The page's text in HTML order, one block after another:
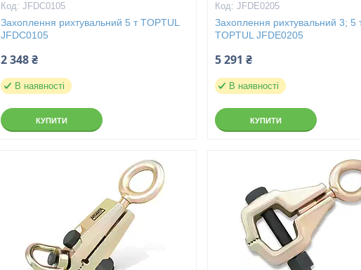
JFDC0105
Захоплення рихтувальний 5 т TOPTUL
JFDC0105
2 348 ₴
В наявності
КУПИТИ
JFDE0205
Захоплення рихтувальний 3; 5
TOPTUL JFDE0205
5 291 ₴
В наявності
КУПИТИ